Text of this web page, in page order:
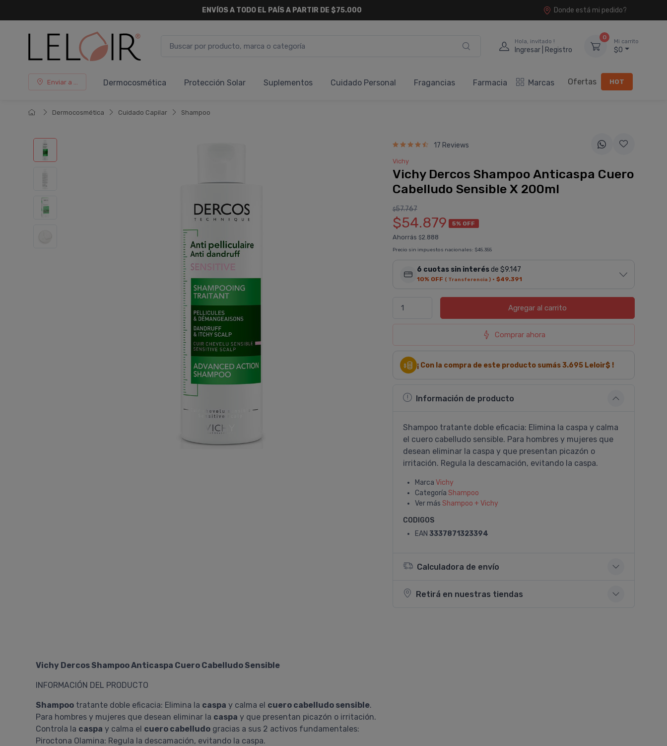
ENVÍOS A TODO EL PAÍS A PARTIR DE $75.000 Donde está mi pedido?
Hola, invitado !
Ingresar | Registro
0
Mi carrito
$0
Enviar a ... Dermocosmética Protección Solar Suplementos Cuidado Personal Fragancias Farmacia Marcas Ofertas HOT
Dermocosmética Cuidado Capilar Shampoo
17 Reviews
Vichy
Vichy Dercos Shampoo Anticaspa Cuero
Cabelludo Sensible X 200ml
$57.767
$54.879 5% OFF
Ahorrás $2.888
Precio sin impuestos nacionales: $45.355
6 cuotas sin interésde $9.147
10% OFF ( Transferencia )· $49.391
Agregaral carrito
Comprar ahora
¡ Con la compra de este producto sumás3.695Leloir$ !
Información de producto
Shampoo tratante doble eficacia: Elimina la caspa y calma
el cuero cabelludo sensible. Para hombres y mujeres que
desean eliminar la caspa y que presentan picazón o
irritación. Regula la descamación, evitando la caspa.
Marca Vichy
Categoría Shampoo
Ver más Shampoo + Vichy
CODIGOS
EAN 3337871323394
Calculadora de envío
Retirá en nuestras tiendas
Vichy Dercos Shampoo Anticaspa Cuero Cabelludo Sensible
INFORMACIÓN DEL PRODUCTO
Shampoo tratante doble eficacia: Elimina la caspa y calma el cuero cabelludo sensible.
Para hombres y mujeres que desean eliminar la caspa y que presentan picazón o irritación.
Controla la caspa y calma el cuero cabelludo gracias a sus 2 activos fundamentales:
Piroctona Olamina: Regula la descamación, evitando la caspa.